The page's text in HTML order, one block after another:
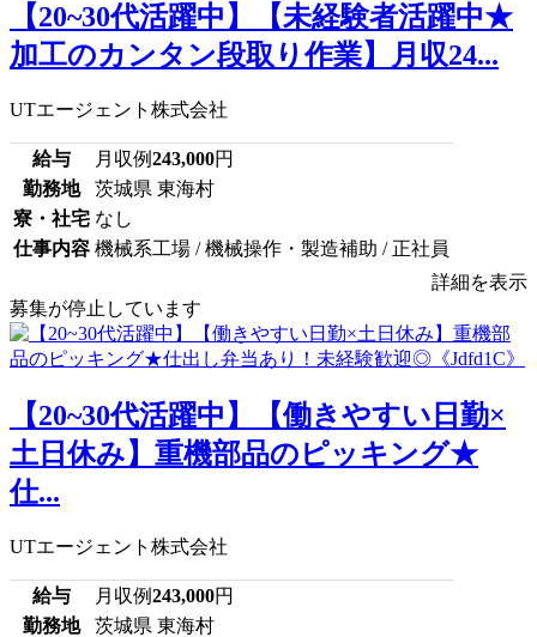
【20~30代活躍中】【未経験者活躍中★
加工のカンタン段取り作業】月収24...
UTエージェント株式会社
給与 月収例243,000円
勤務地
茨城県 東海村
寮・社宅 なし
仕事内容 機械系工場 / 機械操作・製造補助 / 正社員
詳細を表示
募集が停止しています
【20~30代活躍中】【働きやすい日勤×
土日休み】重機部品のピッキング★
仕...
UTエージェント株式会社
給与 月収例243,000円
勤務地
茨城県 東海村